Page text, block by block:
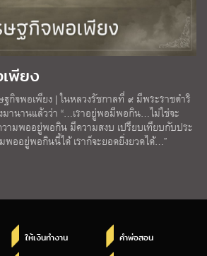
พียง
กิจพอเพียง | ในหลวงรัชกาลที่ ๙ มีพระราชดำริ
มานานแล้วว่า “…เราอยู่พอมีพอกิน…ไม่ใช่จะ
วามพออยู่พอกิน มีความสงบ เปรียบเทียบกับประ
พออยู่พอกินนี้ได้ เราก็จะยอดยิ่งยวดได้…”
ให้เงินทำงาน คำพ่อสอน